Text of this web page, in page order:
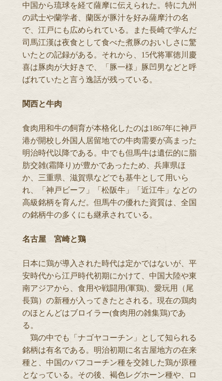
中国から琉球を経て薩摩に伝えられた。特に九州
の武士や蘭学者、蘭医が豚汁を好み薩摩汁の名
で、江戸にも広められている。また長崎で学んだ
司馬江漢は夜食として食べた煮豚のおいしさに驚
いたとの記録がある。それから、15代将軍徳川慶
喜は豚肉が大好きで、「豚一様」豚凹男などと呼
ばれていたと言う逸話が残っている。
関西と牛肉
食肉用和牛の飼育が本格化したのは1867年に神戸
港が開校し外国人居留地での牛肉需要が高まった
明治時代以降である。中でも但馬牛は遺伝的に脂
肪交雑(霜降り)が豊かであったため、兵庫県ほ
か、三重県、滋賀県などでも基牛として用いら
れ、「神戸ビーフ」「松阪牛」「近江牛」などの
高級銘柄を育んだ。但馬牛の優れた資質は、全国
の銘柄牛の多くにも継承されている。
名古屋 宮崎と鶏
日本に鶏が導入された時代は定かではないが、平
安時代から江戸時代初期にかけて、中国大陸や東
南アジアから、食用や戦闘用(軍鶏)、愛玩用（尾
長鶏）の新種が入ってきたとされる。現在の鶏肉
のほとんどはブロイラー(食肉用の雑集鶏)であ
る。
鶏の中でも「ナゴヤコーチン」として知られる
銘柄は有名である。明治初期に名古屋地方の在来
種と、中国のバフコーチン種を交雑した鶏が原種
となっている。その後、褐色レグホーン種や、ロ